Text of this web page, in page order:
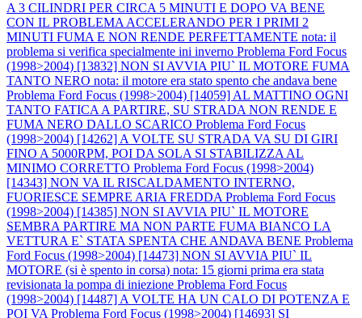
A 3 CILINDRI PER CIRCA 5 MINUTI E DOPO VA BENE
CON IL PROBLEMA ACCELERANDO PER I PRIMI 2
MINUTI FUMA E NON RENDE PERFETTAMENTE nota: il
problema si verifica specialmente ini inverno Problema Ford Focus
(1998>2004) [13832] NON SI AVVIA PIU` IL MOTORE FUMA
TANTO NERO nota: il motore era stato spento che andava bene
Problema Ford Focus (1998>2004) [14059] AL MATTINO OGNI
TANTO FATICA A PARTIRE, SU STRADA NON RENDE E
FUMA NERO DALLO SCARICO Problema Ford Focus
(1998>2004) [14262] A VOLTE SU STRADA VA SU DI GIRI
FINO A 5000RPM, POI DA SOLA SI STABILIZZA AL
MINIMO CORRETTO Problema Ford Focus (1998>2004)
[14343] NON VA IL RISCALDAMENTO INTERNO,
FUORIESCE SEMPRE ARIA FREDDA Problema Ford Focus
(1998>2004) [14385] NON SI AVVIA PIU` IL MOTORE
SEMBRA PARTIRE MA NON PARTE FUMA BIANCO LA
VETTURA E` STATA SPENTA CHE ANDAVA BENE Problema
Ford Focus (1998>2004) [14473] NON SI AVVIA PIU` IL
MOTORE (si è spento in corsa) nota: 15 giorni prima era stata
revisionata la pompa di iniezione Problema Ford Focus
(1998>2004) [14487] A VOLTE HA UN CALO DI POTENZA E
POI VA Problema Ford Focus (1998>2004) [14693] SI